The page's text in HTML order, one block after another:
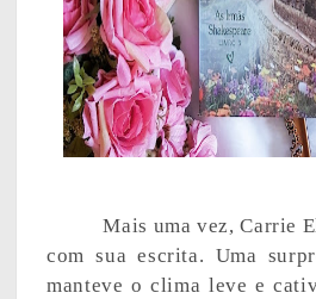
Mais uma vez, Carrie
com sua escrita. Uma
manteve o clima leve e